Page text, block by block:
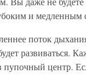
и медленным
поток
развиваться.
пупочный центр.